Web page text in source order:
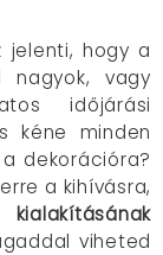
jelenti, hogy a
nagyok, vagy
időjárási
kéne minden
dekorációra?
a kihívásra,
viheted